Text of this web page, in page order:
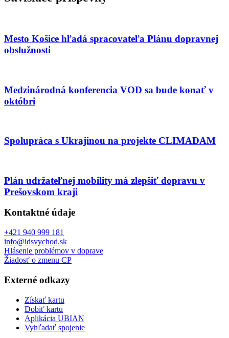
Mesto Košice hľadá spracovateľa Plánu dopravnej
obslužnosti
Medzinárodná konferencia VOD sa bude konať v
októbri
Spolupráca s Ukrajinou na projekte CLIMADAM
Plán udržateľnej mobility má zlepšiť dopravu v
Prešovskom kraji
Kontaktné údaje
+421 940 999 181
info@idsvychod.sk
Hlásenie problémov v doprave
Žiadosť o zmenu CP
Externé odkazy
Získať kartu
Dobiť kartu
Aplikácia UBIAN
Vyhľadať spojenie